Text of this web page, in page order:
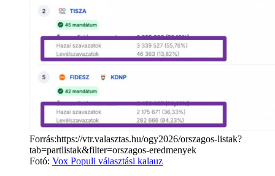
Forrás:https://vtr.valasztas.hu/ogy2026/orszagos-listak?
tab=partlistak&filter=orszagos-eredmenyek
Fotó: Vox Populi választási kalauz